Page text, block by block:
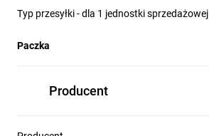
Typ przesyłki - dla 1 jednostki sprzedażowej
Paczka
Producent